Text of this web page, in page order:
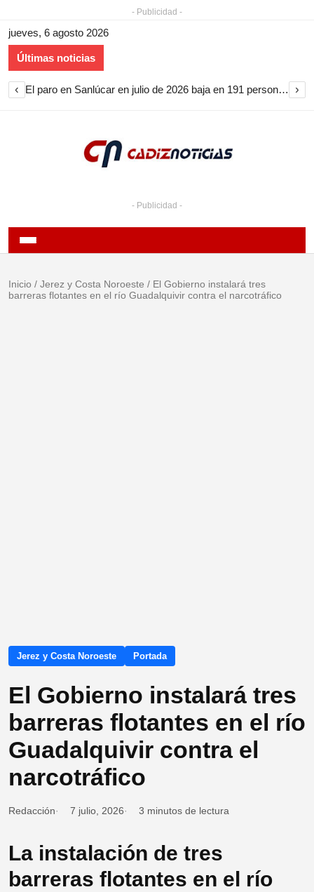
- Publicidad -
jueves, 6 agosto 2026
Últimas noticias
‹ El paro en Sanlúcar en julio de 2026 baja en 191 personas y encadena nueve meses de descenso ›
- Publicidad -
Inicio / Jerez y Costa Noroeste / El Gobierno instalará tres
barreras flotantes en el río Guadalquivir contra el narcotráfico
Jerez y Costa Noroeste Portada
El Gobierno instalará tres
barreras flotantes en el río
Guadalquivir contra el
narcotráfico
Redacción 7 julio, 2026 3 minutos de lectura
La instalación de tres
barreras flotantes en el río